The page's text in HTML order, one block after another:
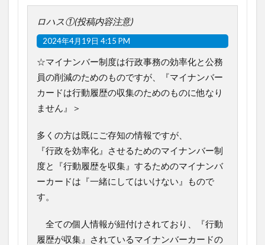
ロハス①(投稿内容注意)
2024年4月19日 4:15 PM
☆マイナンバー制度は行政事務の効率化と公務
員の削減のためのものですが、『マイナンバー
カードは行動履歴の収集のためのものに他なり
ません』＞
多くの方は既にご存知の情報ですが、
『行政を効率化』させるためのマイナンバー制
度と『行動履歴を収集』するためのマイナンバ
ーカードは『一緒にしてはいけない』もので
す。
全ての個人情報が紐付けされており、『行動
履歴が収集』されているマイナンバーカードの